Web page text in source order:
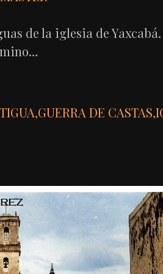
de la iglesia de
,GUERRA DE CASTAS,